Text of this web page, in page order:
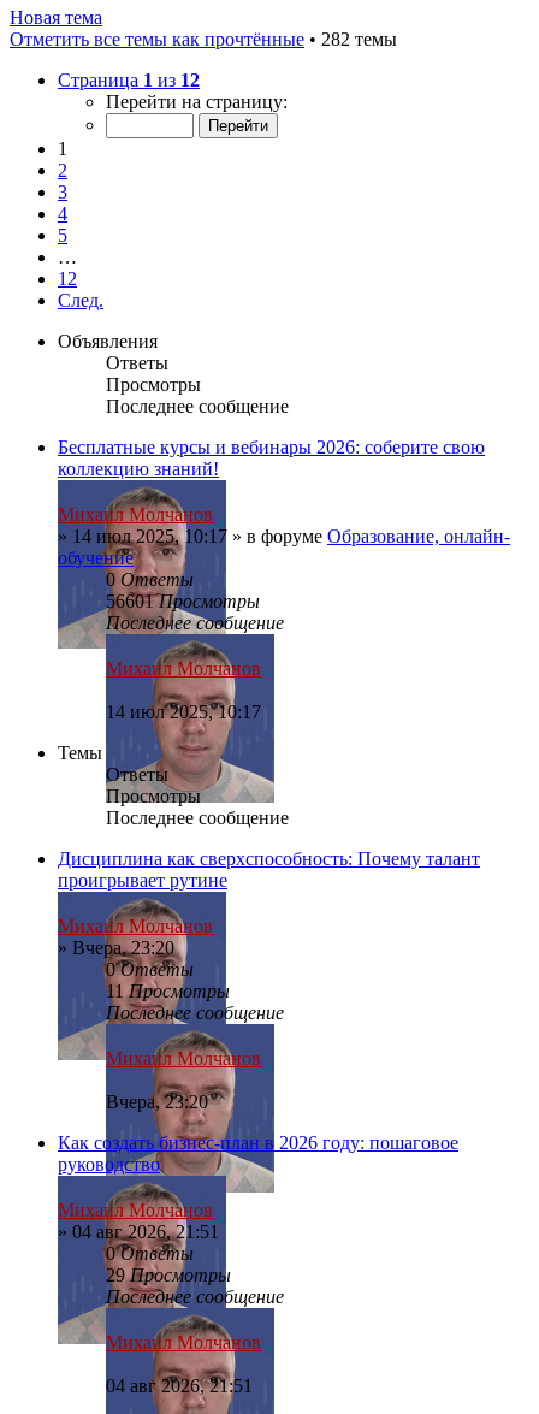
Новая тема
Отметить все темы как прочтённые • 282 темы
Страница 1 из 12
Перейти на страницу:
1
2
3
4
5
…
12
След.
Объявления
Ответы
Просмотры
Последнее сообщение
Бесплатные курсы и вебинары 2026: соберите свою
коллекцию знаний!
Михаил Молчанов
» 14 июл 2025, 10:17 » в форуме Образование, онлайн-
обучение
0 Ответы
56601Просмотры
Последнее сообщение
Михаил Молчанов
14 июл 2025, 10:17
Темы
Ответы
Просмотры
Последнее сообщение
Дисциплина как сверхспособность: Почему талант
проигрывает рутине
Михаил Молчанов
» Вчера, 23:20
0Ответы
11Просмотры
Последнее сообщение
Михаил Молчанов
Вчера, 23:20
Как создать бизнес-план в 2026 году: пошаговое
руководство
Михаил Молчанов
» 04 авг 2026, 21:51
0Ответы
29Просмотры
Последнее сообщение
Михаил Молчанов
04 авг 2026, 21:51